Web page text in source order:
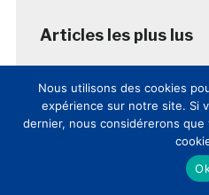
AUJOURD’HUI
8èmes
Culture
rendus et
posté le 12
Nous utilisons des cookies
expérience sur notre site. Si
dernier, nous considérerons